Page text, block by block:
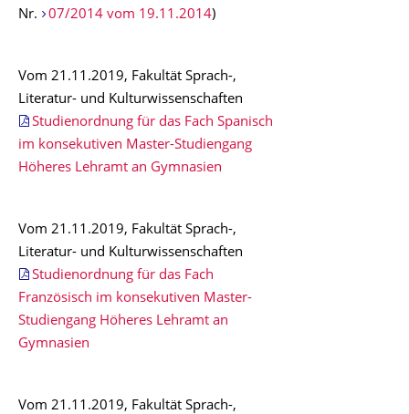
Nr.
07/2014 vom 19.11.2014)
Vom 21.11.2019, Fakultät Sprach-,
Literatur- und Kulturwissenschaften
Studienordnung für das Fach Spanisch
im konsekutiven Master-Studiengang
Höheres Lehramt an Gymnasien
Vom 21.11.2019, Fakultät Sprach-,
Literatur- und Kulturwissenschaften
Studienordnung für das Fach
Französisch im konsekutiven Master-
Studiengang Höheres Lehramt an
Gymnasien
Vom 21.11.2019, Fakultät Sprach-,